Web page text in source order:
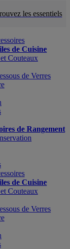
les essentiels
de Cuisine
Couteaux
de Verres
de Rangement
de Cuisine
Couteaux
de Verres